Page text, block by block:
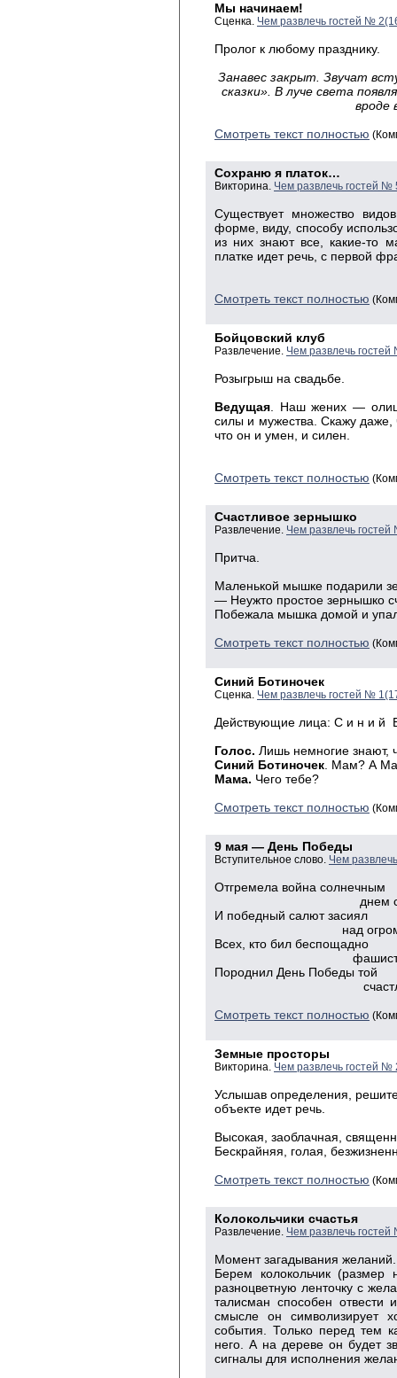
Мы начинаем!
Сценка. Чем развлечь гостей №
Пролог к любому празднику.
Занавес закрыт. Звучат
сказки». В луче света
вроде
Смотреть текст полностью
Сохраню я платок…
Викторина. Чем развлечь гостей №
Существует множество
форме, виду, способу
из них знают все, какие-то
платке идет речь, с первой
Смотреть текст полностью
Бойцовский клуб
Развлечение. Чем развлечь
Розыгрыш на свадьбе.
Ведущая . Наш жених —
силы и мужества. Скажу
что он и умен, и силен.
Смотреть текст полностью
Счастливое зернышко
Развлечение. Чем развлечь
Притча.
Маленькой мышке подарили
— Неужто простое зернышко
Побежала мышка домой и
Смотреть текст полностью
Синий Ботиночек
Сценка. Чем развлечь гостей №
Действующие лица: С и н и й
Голос. Лишь немногие знают,
Синий Ботиночек . Мам? А
Мама. Чего тебе?
Смотреть текст полностью
9 мая — День Победы
Вступительное слово. Чем
Отгремела война солнечным
днем сорок
И победный салют засиял
над огромной
Всех , кто бил беспощадно
фашиста
Породнил День Победы той
счастливой
Смотреть текст полностью
Земные просторы
Викторина. Чем развлечь гостей №
Услышав определения,
объекте идет речь.
Высокая, заоблачная,
Бескрайняя, голая,
Смотреть текст полностью
Колокольчики счастья
Развлечение. Чем развлечь
Момент загадывания желаний.
Берем колокольчик
разноцветную ленточку с
талисман способен
смысле он символизирует
события. Только перед тем
него. А на дереве он будет
сигналы для исполнения